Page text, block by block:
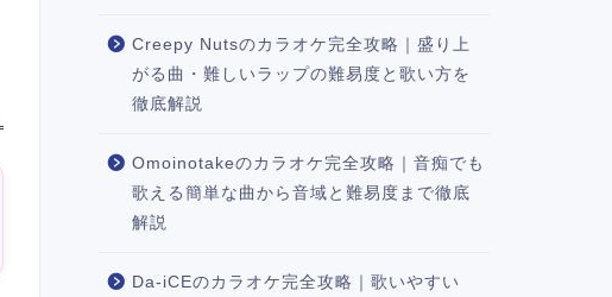
Creepy Nutsのカラオケ完全攻略｜盛り上
がる曲・難しいラップの難易度と歌い方を
徹底解説
Omoinotakeのカラオケ完全攻略｜音痴でも
歌える簡単な曲から音域と難易度まで徹底
解説
Da-iCEのカラオケ完全攻略｜歌いやすい